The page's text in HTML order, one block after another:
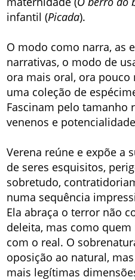
infantil (Picada).
O modo como narra, as
narrativas, o modo de
ora mais oral, ora
uma coleção de
Fascinam pelo tamanho
venenos e
Verena reúne e expõe a
de seres esquisitos,
sobretudo,
numa sequência
Ela abraça o terror não
deleita, mas como
com o real. O
oposição ao natural,
mais legítimas